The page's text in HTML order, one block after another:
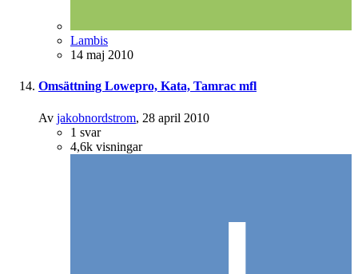
Lambis
14 maj 2010
Omsättning Lowepro, Kata, Tamrac mfl
Av jakobnordstrom, 28 april 2010
1 svar
4,6k visningar